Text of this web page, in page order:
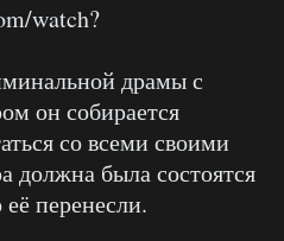
watch?
драмы с
он собирается
со всеми своими
должна была состоятся
перенесли.